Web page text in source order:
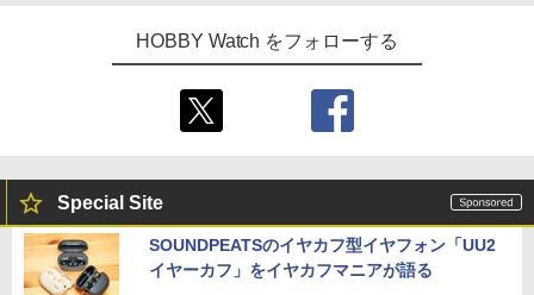
HOBBY Watch をフォローする
Special Site
SOUNDPEATSのイヤカフ型イヤフォン「UU2
イヤーカフ」をイヤカフマニアが語る